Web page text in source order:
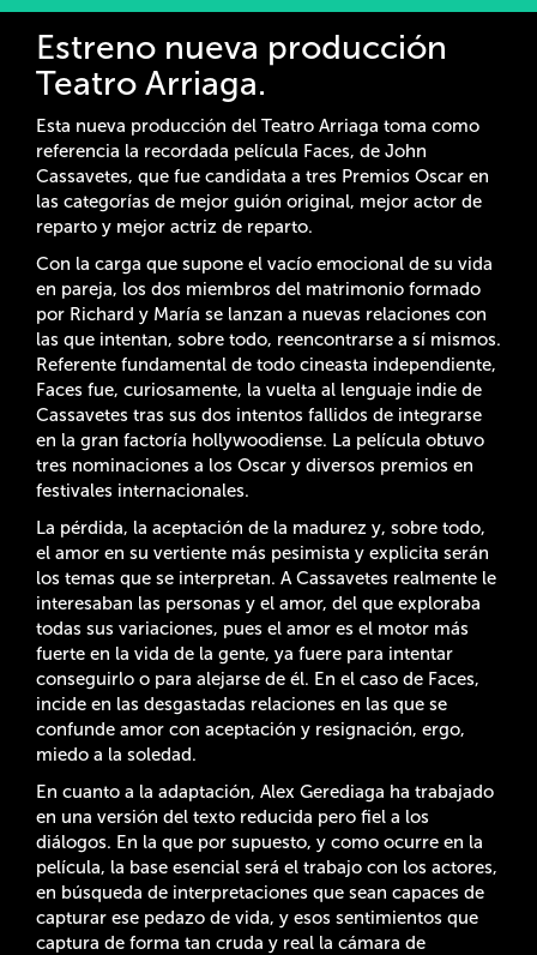
Estreno nueva producción
Teatro Arriaga.
Esta nueva producción del Teatro Arriaga toma como
referencia la recordada película Faces, de John
Cassavetes, que fue candidata a tres Premios Oscar en
las categorías de mejor guión original, mejor actor de
reparto y mejor actriz de reparto.
Con la carga que supone el vacío emocional de su vida
en pareja, los dos miembros del matrimonio formado
por Richard y María se lanzan a nuevas relaciones con
las que intentan, sobre todo, reencontrarse a sí mismos.
Referente fundamental de todo cineasta independiente,
Faces fue, curiosamente, la vuelta al lenguaje indie de
Cassavetes tras sus dos intentos fallidos de integrarse
en la gran factoría hollywoodiense. La película obtuvo
tres nominaciones a los Oscar y diversos premios en
festivales internacionales.
La pérdida, la aceptación de la madurez y, sobre todo,
el amor en su vertiente más pesimista y explicita serán
los temas que se interpretan. A Cassavetes realmente le
interesaban las personas y el amor, del que exploraba
todas sus variaciones, pues el amor es el motor más
fuerte en la vida de la gente, ya fuere para intentar
conseguirlo o para alejarse de él. En el caso de Faces,
incide en las desgastadas relaciones en las que se
confunde amor con aceptación y resignación, ergo,
miedo a la soledad.
En cuanto a la adaptación, Alex Gerediaga ha trabajado
en una versión del texto reducida pero fiel a los
diálogos. En la que por supuesto, y como ocurre en la
película, la base esencial será el trabajo con los actores,
en búsqueda de interpretaciones que sean capaces de
capturar ese pedazo de vida, y esos sentimientos que
captura de forma tan cruda y real la cámara de